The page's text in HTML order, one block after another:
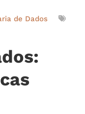
de Dados